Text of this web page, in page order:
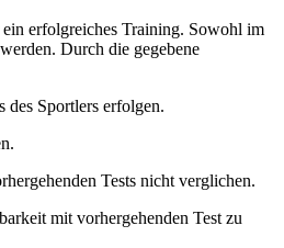
erfolgreiches Training. Sowohl im
Durch die gegebene
Sportlers erfolgen.
Tests nicht verglichen.
mit vorhergehenden Test zu